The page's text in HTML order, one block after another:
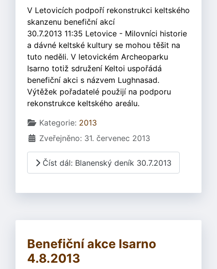
V Letovicích podpoří rekonstrukci keltského
skanzenu benefiční akcí
30.7.2013 11:35 Letovice - Milovníci historie
a dávné keltské kultury se mohou těšit na
tuto neděli. V letovickém Archeoparku
Isarno totiž sdružení Keltoi uspořádá
benefiční akci s názvem Lughnasad.
Výtěžek pořadatelé použijí na podporu
rekonstrukce keltského areálu.
Základní údaje
Kategorie: 2013
Zveřejněno: 31. červenec 2013
Číst dál: Blanenský deník 30.7.2013
Benefiční akce Isarno
4.8.2013